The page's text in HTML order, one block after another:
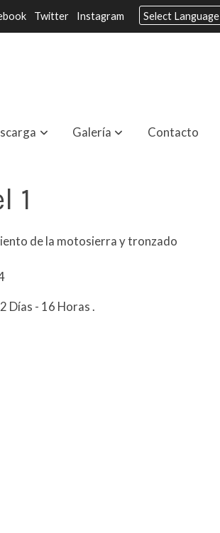
Twitter Instagram Select Language
Galería Contacto
1
de la motosierra y tronzado
2 Días - 16 Horas.